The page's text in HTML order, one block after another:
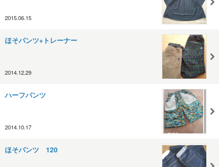
2015.06.15
ほそパンツ+トレーナー
2014.12.29
ハーフパンツ
2014.10.17
ほそパンツ 120